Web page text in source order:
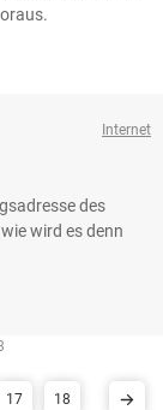
Internet
des
wird es denn
17 18